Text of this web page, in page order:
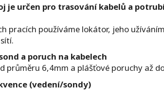
je určen pro trasování kabelů a
pracích používáme lokátor, jeho
a poruch na kabelech
průměru 6,4mm a plášťové poruchy až
(vedení/sondy)